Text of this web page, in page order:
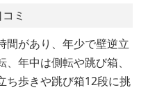
ミ
間があり、年少で壁逆立
年中は側転や跳び箱、
ち歩きや跳び箱12段に挑